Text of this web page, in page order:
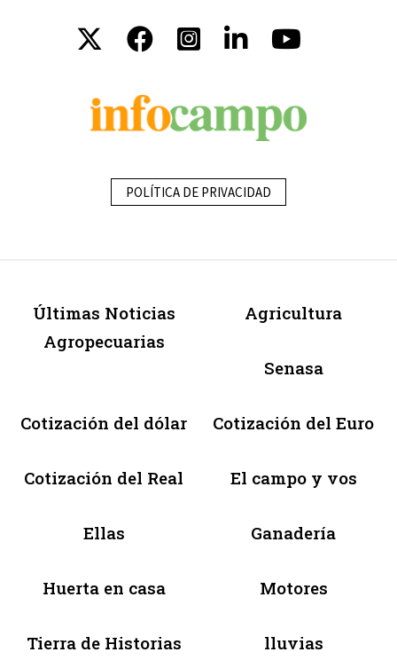
POLÍTICA DE PRIVACIDAD
Últimas Noticias
Agropecuarias
Agricultura
Senasa
Cotización del dólar Cotización del Euro
Cotización del Real El campo y vos
Ellas Ganadería
Huerta en casa Motores
Tierra de Historias lluvias